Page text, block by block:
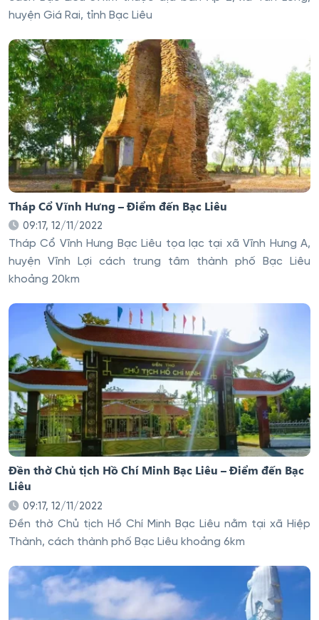
huyện Giá Rai, tỉnh Bạc Liêu
Tháp Cổ Vĩnh Hưng – Điểm đến Bạc Liêu
09:17, 12/11/2022
Tháp Cổ Vĩnh Hưng Bạc Liêu tọa lạc tại xã Vĩnh Hưng A,
huyện Vĩnh Lợi cách trung tâm thành phố Bạc Liêu
khoảng 20km
Đền thờ Chủ tịch Hồ Chí Minh Bạc Liêu – Điểm đến Bạc
Liêu
09:17, 12/11/2022
Đền thờ Chủ tịch Hồ Chí Minh Bạc Liêu nằm tại xã Hiệp
Thành, cách thành phố Bạc Liêu khoảng 6km